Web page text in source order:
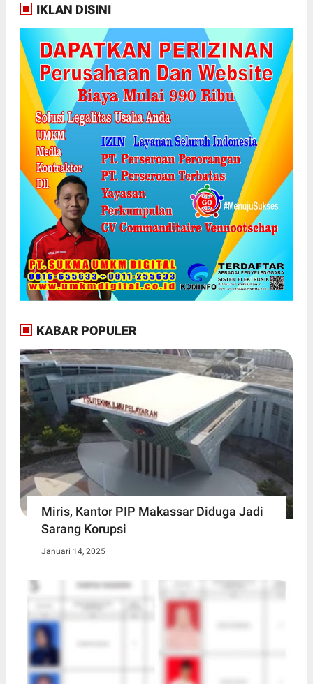
IKLAN DISINI
KABAR POPULER
Miris, Kantor PIP Makassar Diduga Jadi
Sarang Korupsi
Januari 14, 2025